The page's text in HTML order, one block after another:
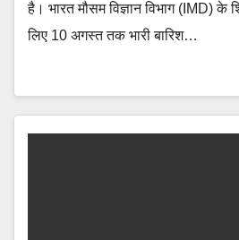
है। भारत मौसम विज्ञान विभाग (IMD)
लिए 10 अगस्त तक भारी बारिश…